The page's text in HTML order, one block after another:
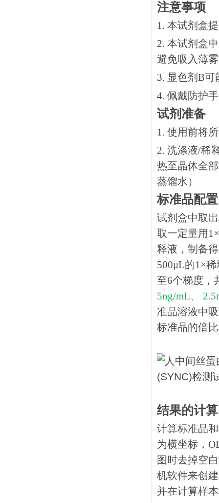
注意事项
1. 本试剂盒
2. 本试剂盒
避免吸入薄
3. 显色剂B
4. 佩戴防护
试剂准备
1. 使用前将
2. 洗涤液/稀
热⾄晶体全
蒸馏水）
标准品配置
试剂盒中取
取一定量用
释液，制备
500μL的1×
至6个梯度，
5ng/mL、
准品溶液中
标准品的倍
结果的计算
计算标准品
为横坐标，
图时去掉空
机软件来创
并在计算样